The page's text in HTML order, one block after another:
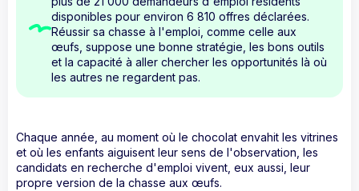
disponibles pour environ 6 810 offres déclarées.
Réussir sa chasse à l'emploi, comme celle aux
œufs, suppose une bonne stratégie, les bons outils
et la capacité à aller chercher les opportunités là où
les autres ne regardent pas.
Chaque année, au moment où le chocolat envahit les vitrines
et où les enfants aiguisent leur sens de l'observation, les
candidats en recherche d'emploi vivent, eux aussi, leur
propre version de la chasse aux œufs.